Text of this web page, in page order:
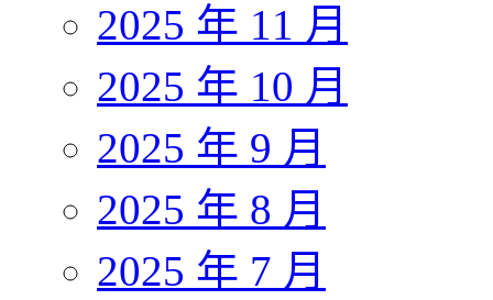
2025 年 11 月
2025 年 10 月
2025 年 9 月
2025 年 8 月
2025 年 7 月